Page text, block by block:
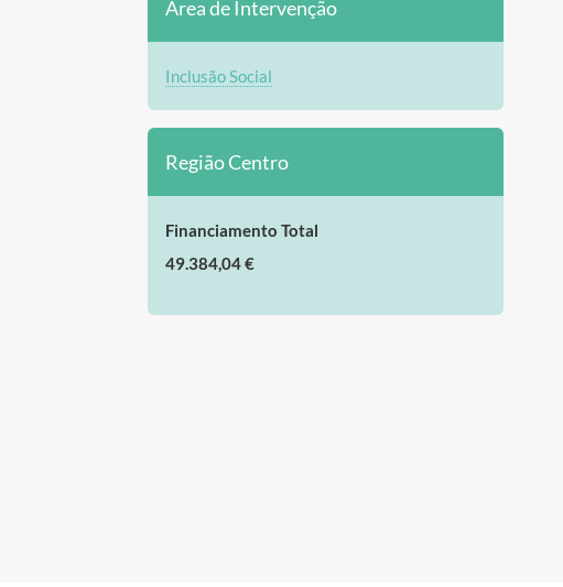
Área de Intervenção
Inclusão Social
Região Centro
Financiamento Total
49.384,04 €